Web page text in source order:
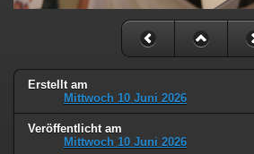
Erstellt am
Mittwoch 10 Juni 2026
Veröffentlicht am
Mittwoch 10 Juni 2026